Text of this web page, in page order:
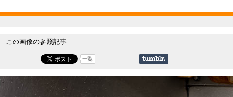
この画像の参照記事
一覧